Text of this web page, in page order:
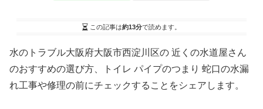
この記事は約13分で読めます。
水のトラブル大阪府大阪市西淀川区の 近くの水道屋さん
のおすすめの選び方、トイレ パイプのつまり 蛇口の水漏
れ工事や修理の前にチェックすることをシェアします。